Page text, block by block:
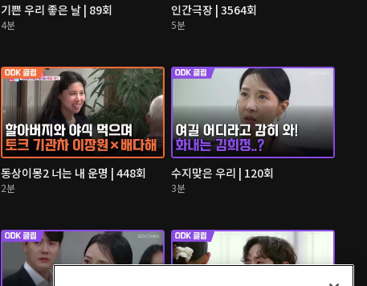
기쁜 우리 좋은 날 | 89회
4분
인간극장 | 3564회
5분
동상이몽2 너는 내 운명 | 448회
2분
수지맞은 우리 | 120회
3분